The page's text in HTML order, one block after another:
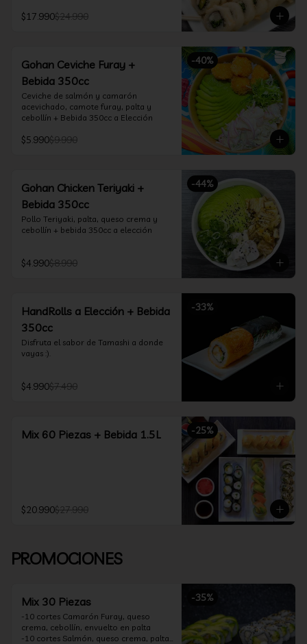
Tempura
Queso Crema y Cebollín, frito en
tempura
*Incluye 2 palitos, 2 soya 30ml, 1 salsa
teriyaki 30ml
$17.990$24.990
-40%
Gohan Ceviche Furay +
Bebida 350cc
Ceviche de salmón y camarón
acevichado, camote furay, palta y
cebollín + Bebida 350cc a Elección
$5.990$9.990
-44%
Gohan Chicken Teriyaki +
Bebida 350cc
Pollo Teriyaki, palta, queso crema y
cebollín + bebida 350cc a elección
$4.990$8.990
-33%
HandRolls a Elección + Bebida
350cc
Disfruta el sabor de Tamashi a donde
vayas :).
$4.990$7.490
-25%
Mix 60 Piezas + Bebida 1.5L
$20.990$27.990
PROMOCIONES
-35%
Mix 30 Piezas
-10 cortes Camarón Furay, queso
crema, cebollín, envuelto en palta
-10 cortes Salmón, queso crema, palta,